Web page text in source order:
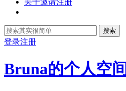
关于邀请注册
搜索
登录注册
Bruna的个人空间